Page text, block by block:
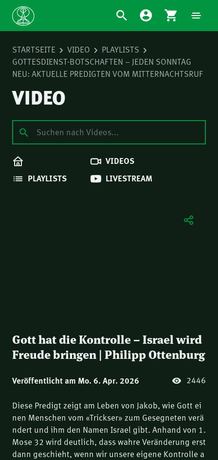
STARTSEITE VIDEO
PLAYLISTS
GOTTESDIENST-BOTSCHAFTEN – JEDEN SONNTAG
NEU: AKTUELLE PREDIGTEN VOM MITTERNACHTSRUF
VIDEO
VIDEOS
PLAYLISTS
LIVESTREAM
Gott hat die Kontrolle – Israel wird
Freude bringen | Philipp Ottenburg
Veröffentlicht am Mo. 6. Apr. 2026 2446
Diese Predigt zeigt am Leben von Jakob, wie Gott ei
nen Menschen vom «Trickser» zum Gesegneten verä
ndert und ihm den Namen Israel gibt. Anhand von 1.
Mose 32 wird deutlich, dass wahre Veränderung erst
dann geschieht, wenn wir unsere eigene Kontrolle a